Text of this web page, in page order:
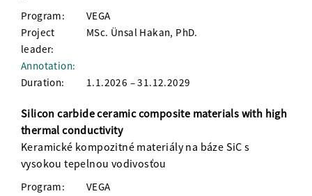
Program:
VEGA
Project
leader:
MSc. Ünsal Hakan, PhD.
Annotation:
Duration:
1.1.2026 – 31.12.2029
Silicon carbide ceramic composite materials with high
thermal conductivity
Keramické kompozitné materiály na báze SiC s
vysokou tepelnou vodivosťou
Program:
VEGA